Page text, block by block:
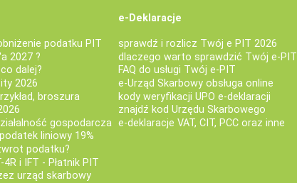
podatku PIT
2027 ?
dalej?
2026
broszura
gospodarcza
liniowy 19%
podatku?
4R i IFT - Płatnik PIT
urząd skarbowy
e-Deklaracje
sprawdź i rozlicz Twój e PIT 2026
dlaczego warto sprawdzić Twój e-PIT
FAQ do usługi Twój e-PIT
e-Urząd Skarbowy obsługa online
kody weryfikacji UPO e-deklaracji
znajdź kod Urzędu Skarbowego
e-deklaracje VAT, CIT, PCC oraz inne